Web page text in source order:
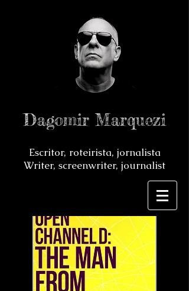
Dagomir Marquezi
Escritor, roteirista, jornalista
Writer, screenwriter, journalist